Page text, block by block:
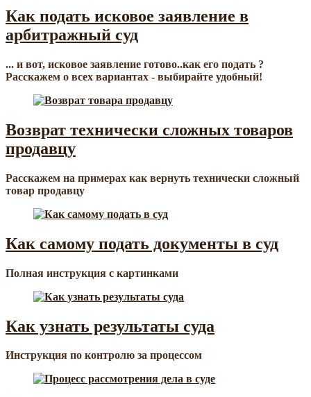
Как подать исковое заявление в
арбитражный суд
... и вот, исковое заявление готово..как его подать ?
Расскажем о всех вариантах - выбирайте удобный!
Возврат технически сложных товаров
продавцу
Расскажем на примерах как вернуть технически сложный
товар продавцу
Как самому подать документы в суд
Полная инструкция с картинками
Как узнать результаты суда
Инструкция по контролю за процессом